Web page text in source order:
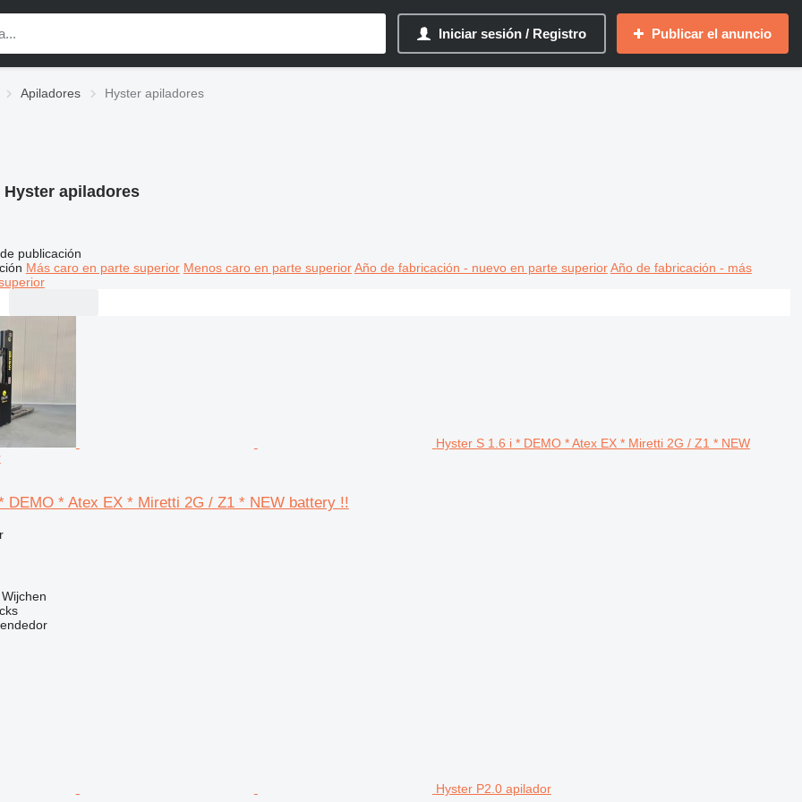
Iniciar sesión / Registro Publicar el anuncio
Apiladores Hyster apiladores
Hyster apiladores
publicación
Más caro en parte superior Menos caro en parte superior Año de fabricación - nuevo en parte superior Año de fabricación - más
Hyster S 1.6 i * DEMO * Atex EX * Miretti 2G / Z1 * NEW
DEMO * Atex EX * Miretti 2G / Z1 * NEW battery !!
Hyster P2.0 apilador